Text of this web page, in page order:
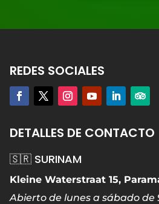
REDES SOCIALES
DETALLES DE CONTACTO
🇸🇷 SURINAM
Kleine Waterstraat 15,
Abierto de lunes a sábado de